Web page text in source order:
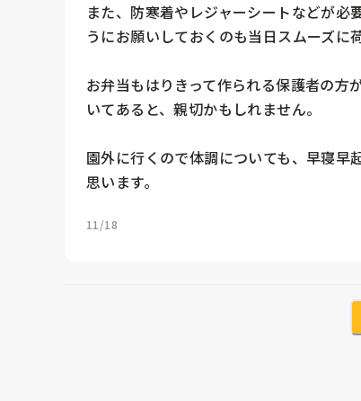
また、防寒着やレジャーシートなどが
うにお願いしておくのも当日スムーズに
お弁当もはりきって作られる保護者の方
いてあると、親切かもしれません。
園外に行くので体調についても、早寝早
思います。
11/18